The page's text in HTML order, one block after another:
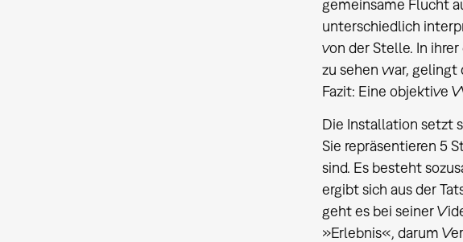
gemeinsame Flucht
unterschiedlich
von der Stelle. In
zu sehen war,
Fazit: Eine objektive
Die Installation setzt
Sie repräsentieren 5
sind. Es besteht
ergibt sich aus der
geht es bei seiner
»Erlebnis«, darum